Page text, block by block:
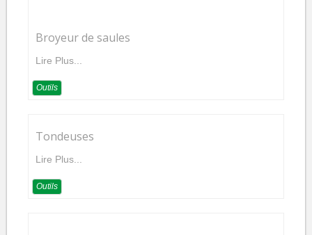
Broyeur de saules
Lire Plus...
Outils
Tondeuses
Lire Plus...
Outils